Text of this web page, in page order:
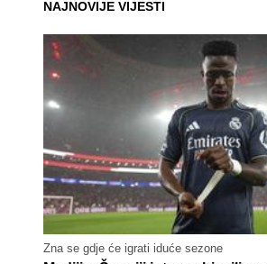
NAJNOVIJE VIJESTI
Zna se gdje će igrati iduće sezone